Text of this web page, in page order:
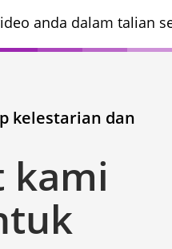
kelestarian dan
kami